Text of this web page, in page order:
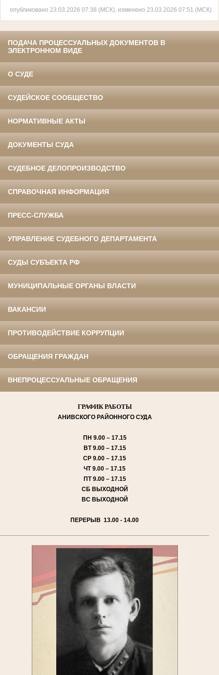
опубликовано 23.03.2026 07:38 (МСК), изменено 23.03.2026 07:51 (МСК)
ПОДАЧА ПРОЦЕССУАЛЬНЫХ ДОКУМЕНТОВ В
ЭЛЕКТРОННОМ ВИДЕ
О СУДЕ
СУДЕЙСКОЕ СООБЩЕСТВО
НОРМАТИВНЫЕ АКТЫ
ДОКУМЕНТЫ СУДА
СУДЕБНОЕ ДЕЛОПРОИЗВОДСТВО
СПРАВОЧНАЯ ИНФОРМАЦИЯ
ПРЕСС-СЛУЖБА
УПРАВЛЕНИЕ СУДЕБНОГО ДЕПАРТАМЕНТА
СУДЫ СУБЪЕКТА РФ
МУНИЦИПАЛЬНЫЕ ОРГАНЫ ВЛАСТИ
ВАКАНСИИ
ПРОТИВОДЕЙСТВИЕ КОРРУПЦИИ
ОБРАЩЕНИЯ ГРАЖДАН
ВНЕПРОЦЕССУАЛЬНЫЕ ОБРАЩЕНИЯ
ГРАФИК РАБОТЫ
АНИВСКОГО РАЙОННОГО СУДА
ПН 9.00 – 17.15
ВТ9.00 – 17.15
СР 9.00 – 17.15
ЧТ9.00 – 17.15
ПТ9.00 – 17.15
СБ ВЫХОДНОЙ
ВС ВЫХОДНОЙ
ПЕРЕРЫВ 13.00 - 14.00